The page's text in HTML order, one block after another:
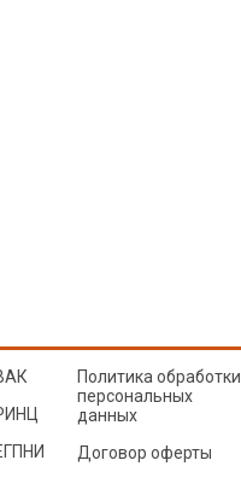
Политика обработки
персональных
данных
Договор оферты